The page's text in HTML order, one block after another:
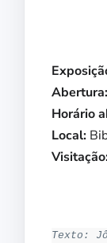
Abertura:
Horário
Local:
Texto: Jô